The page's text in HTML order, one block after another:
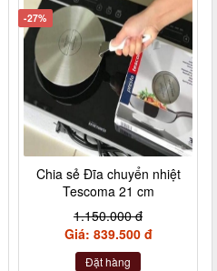
-27%
Chia sẻ Đĩa chuyển nhiệt
Tescoma 21 cm
1.150.000 đ
Giá: 839.500 đ
Đặt hàng